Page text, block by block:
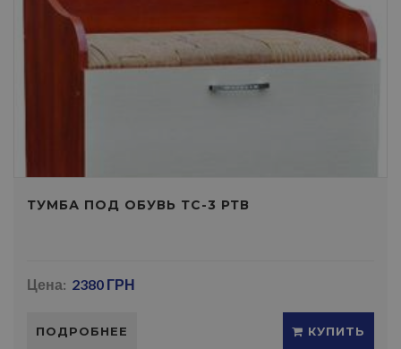
ТУМБА ПОД ОБУВЬ ТС-3 РТВ
Цена: 2380 ГРН
ПОДРОБНЕЕ КУПИТЬ